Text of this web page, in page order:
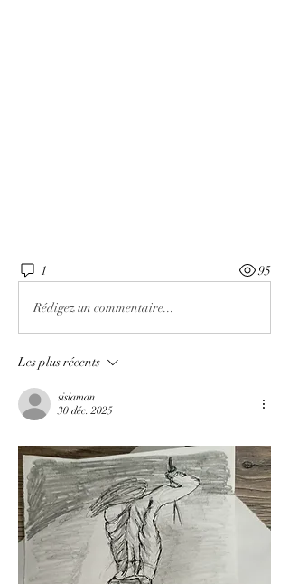
1 95
Rédigez un commentaire...
Les plus récents
sisiaman
30 déc. 2025